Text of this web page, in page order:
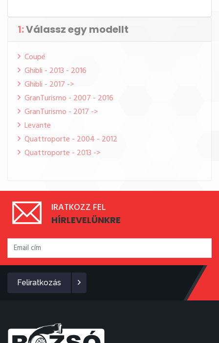
1:Válassz egy modellt
Coupé
Ghibli - 2013 - 2016
Ghibli - 2017 ->
GranTurismo - 2007 - 2016
GranTurismo - 2017 ->
Levante
Quattroporte - 2004 - 2012
Quattroporte - 2013 ->
IRATKOZZ FEL
HÍRLEVELÜNKRE
Feliratkozás